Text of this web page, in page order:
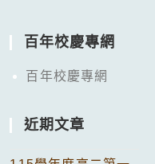
百年校慶專網
百年校慶專網
近期文章